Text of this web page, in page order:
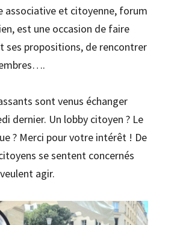
associative et citoyenne, forum
est une occasion de faire
ses propositions, de rencontrer
sont venus échanger
dernier. Un lobby citoyen ? Le
? Merci pour votre intérêt ! De
se sentent concernés
agir.